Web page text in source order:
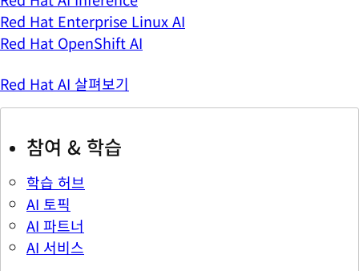
Red Hat Enterprise Linux AI
Red Hat OpenShift AI
Red Hat AI 살펴보기
참여 & 학습
학습 허브
AI 토픽
AI 파트너
AI 서비스